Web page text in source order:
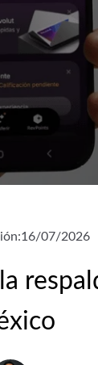
16/07/2026